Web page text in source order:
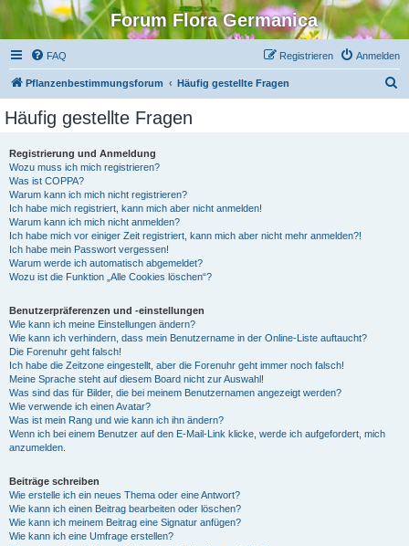
Forum Flora Germanica
FAQ Anmelden
Registrieren
Pflanzenbestimmungsforum Häufig gestellte Fragen
Häufig gestellte Fragen
Registrierung und Anmeldung
Wozu muss ich mich registrieren?
Was ist COPPA?
Warum kann ich mich nicht registrieren?
Ich habe mich registriert, kann mich aber nicht anmelden!
Warum kann ich mich nicht anmelden?
Ich habe mich vor einiger Zeit registriert, kann mich aber nicht mehr anmelden?!
Ich habe mein Passwort vergessen!
Warum werde ich automatisch abgemeldet?
Wozu ist die Funktion „Alle Cookies löschen“?
Benutzerpräferenzen und -einstellungen
Wie kann ich meine Einstellungen ändern?
Wie kann ich verhindern, dass mein Benutzername in der Online-Liste auftaucht?
Die Forenuhr geht falsch!
Ich habe die Zeitzone eingestellt, aber die Forenuhr geht immer noch falsch!
Meine Sprache steht auf diesem Board nicht zur Auswahl!
Was sind das für Bilder, die bei meinem Benutzernamen angezeigt werden?
Wie verwende ich einen Avatar?
Was ist mein Rang und wie kann ich ihn ändern?
Wenn ich bei einem Benutzer auf den E-Mail-Link klicke, werde ich aufgefordert, mich
anzumelden.
Beiträge schreiben
Wie erstelle ich ein neues Thema oder eine Antwort?
Wie kann ich einen Beitrag bearbeiten oder löschen?
Wie kann ich meinem Beitrag eine Signatur anfügen?
Wie kann ich eine Umfrage erstellen?